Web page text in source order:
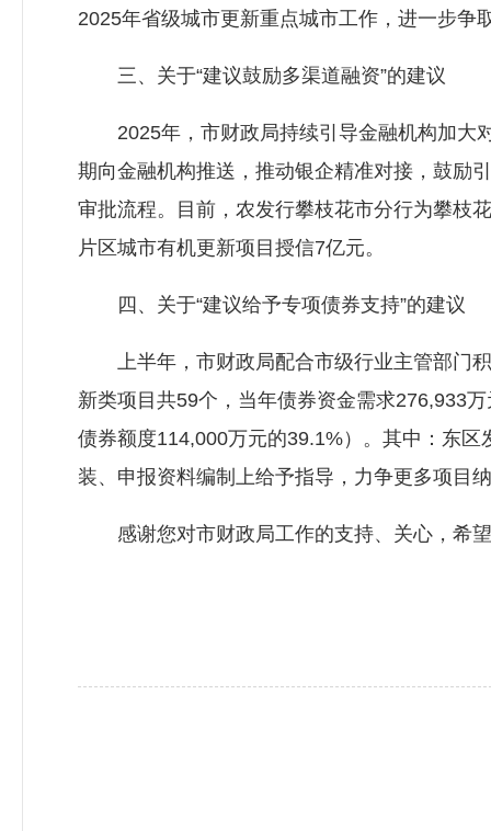
2025年省级城市更新重点城市工作，进一步争
三、关于“建议鼓励多渠道融资”的建议
2025年，市财政局持续引导金融机构加大对
期向金融机构推送，推动银企精准对接，鼓励
审批流程。目前，农发行攀枝花市分行为攀枝
片区城市有机更新项目授信7亿元。
四、关于“建议给予专项债券支持”的建议
上半年，市财政局配合市级行业主管部门积
新类项目共59个，当年债券资金需求276,933
债券额度114,000万元的39.1%）。其中：东
装、申报资料编制上给予指导，力争更多项目
感谢您对市财政局工作的支持、关心，希望